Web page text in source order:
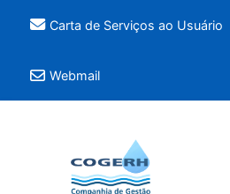
conteúdo
Carta de Serviços ao Usuário
Webmail